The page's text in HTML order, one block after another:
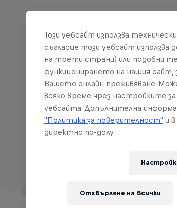
Този уебсайт използва
съгласие този уебсайт използва
на трети страни) или подобни
функционирането на нашия сайт,
Вашето онлайн преживяване.
всяко време чрез настройките
уебсайта. Допълнителна
"Политика за поверителност" и
директно по-долу.
Отхвърляне на всички